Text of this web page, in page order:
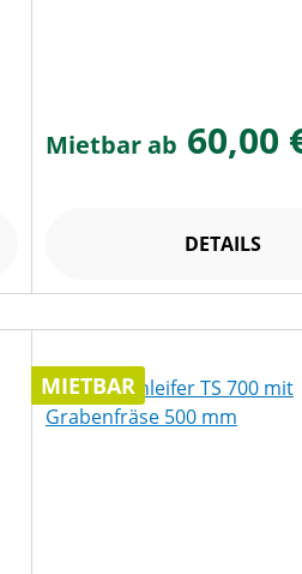
Mietbar ab 60,00
DETAILS
MIETBAR